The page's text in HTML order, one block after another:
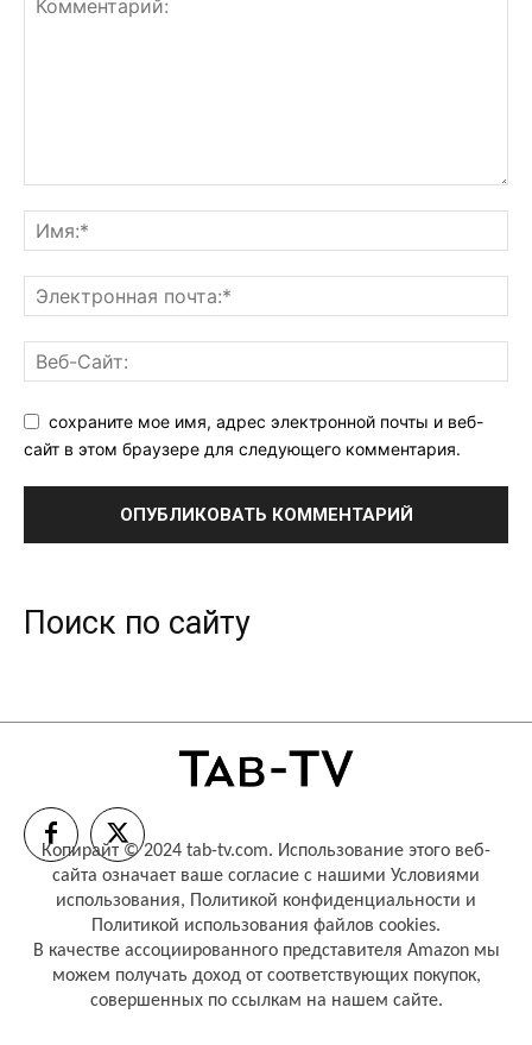
сохраните мое имя, адрес электронной почты и веб-
сайт в этом браузере для следующего комментария.
Поиск по сайту
Копирайт © 2024 tab-tv.com. Использование этого веб-
сайта означает ваше согласие с нашими Условиями
использования, Политикой конфиденциальности и
Политикой использования файлов cookies.
В качестве ассоциированного представителя Amazon мы
можем получать доход от соответствующих покупок,
совершенных по ссылкам на нашем сайте.